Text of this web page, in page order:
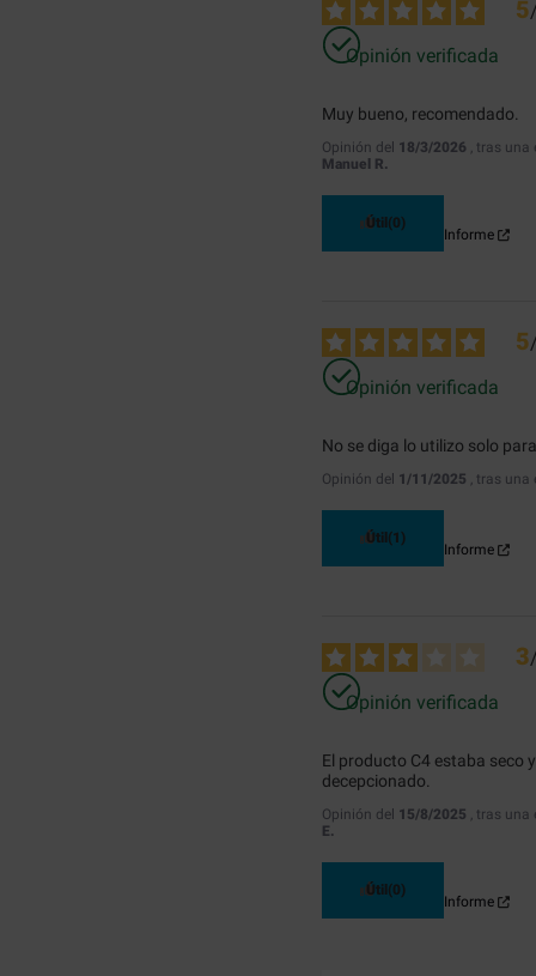
5
Opinión verificada
Muy bueno, recomendado.
Opinión del 18/3/2026 , tras una
Manuel R.
Útil(0)
Informe
5
Opinión verificada
No se diga lo utilizo solo
Opinión del 1/11/2025 , tras una
Útil(1)
Informe
3
Opinión verificada
El producto C4 estaba seco
decepcionado.
Opinión del 15/8/2025 , tras una
E.
Útil(0)
Informe